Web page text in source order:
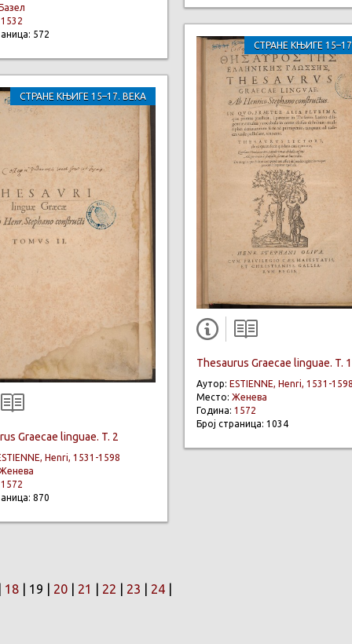
1532
572
СТРАНЕ КЊИГЕ 15–17. ВЕКА
Graecae linguae. T. 2
Henri, 1531-1598
1572
870
СТРАНЕ КЊИГЕ
Thesaurus Graecae linguae. T. 1
Аутор: ESTIENNE, Henri, 1531-
Место: Женева
Година: 1572
Број страница: 1034
18 | 19 | 20 21 22 23 24